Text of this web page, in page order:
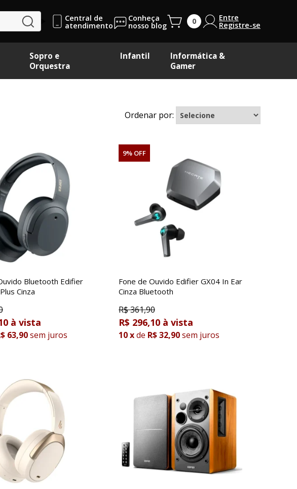
buscar Central de
atendimento
Conheça
nosso blog
Entre
Registre-se
Sopro e
Orquestra
Infantil
Informática &
Gamer
Ordenar por:
Bluetooth Edifier
Cinza
63,90sem juros
9% OFF
Fone de Ouvido Edifier GX04 In Ear
Cinza Bluetooth
R$361,90
R$ 296,10
10xde R$ 32,90sem juros